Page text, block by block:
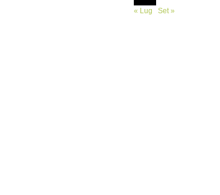
« Lug
Set »